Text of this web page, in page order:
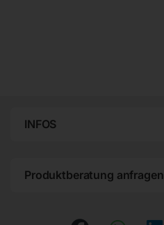
INFOS
Produktberatung anfragen